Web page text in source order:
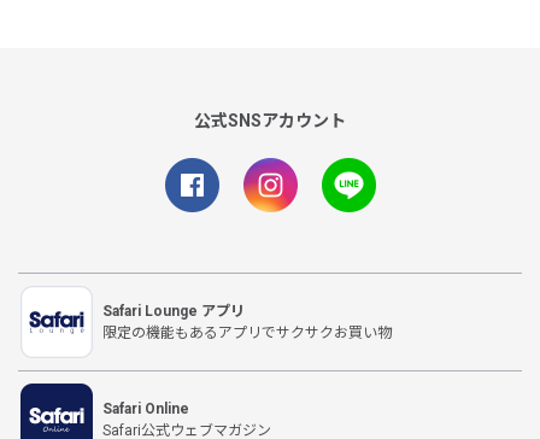
公式SNSアカウント
Safari Lounge アプリ
限定の機能もあるアプリでサクサクお買い物
Safari Online
Safari公式ウェブマガジン